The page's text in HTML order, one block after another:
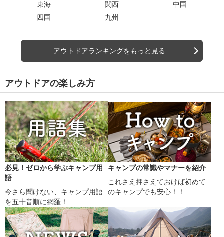
東海
関西
中国
四国
九州
アウトドアランキングをもっと見る
アウトドアの楽しみ方
必見！ゼロから学ぶキャンプ用
語
今さら聞けない、キャンプ用語
を五十音順に網羅！
キャンプの常識やマナーを紹介
これさえ押さえておけば初めて
のキャンプでも安心！！